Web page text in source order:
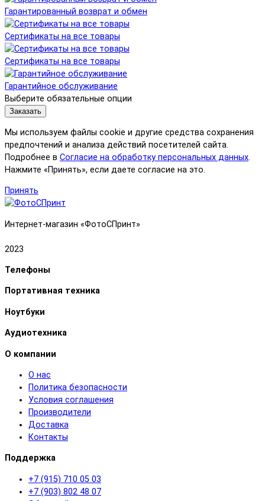
Гарантированный возврат и обмен
Сертификаты на все товары
Сертификаты на все товары
Гарантийное обслуживание
Выберите обязательные опции
Заказать
Мы используем файлы cookie и другие средства сохранения
предпочтений и анализа действий посетителей сайта.
Подробнее в Согласие на обработку персональных данных.
Нажмите «Принять», если даете согласие на это.
Принять
Интернет-магазин «ФотоСПринт»
2023
Телефоны
Портативная техника
Ноутбуки
Аудиотехника
О компании
О нас
Политика безопасности
Условия соглашения
Производители
Доставка
Контакты
Поддержка
+7 (915) 710 05 03
+7 (903) 802 48 07